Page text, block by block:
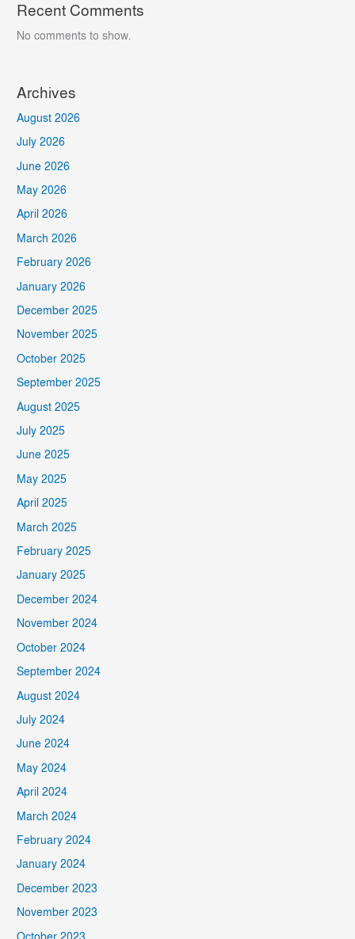
Recent Comments
No comments to show.
Archives
August 2026
July 2026
June 2026
May 2026
April 2026
March 2026
February 2026
January 2026
December 2025
November 2025
October 2025
September 2025
August 2025
July 2025
June 2025
May 2025
April 2025
March 2025
February 2025
January 2025
December 2024
November 2024
October 2024
September 2024
August 2024
July 2024
June 2024
May 2024
April 2024
March 2024
February 2024
January 2024
December 2023
November 2023